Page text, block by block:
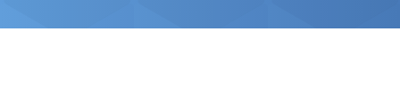
プラン
実績一覧
ニュース